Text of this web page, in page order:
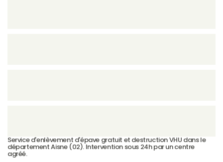
Service d'enlèvement d'épave gratuit et destruction VHU dans le
département Aisne (02). Intervention sous 24h par un centre
agréé.